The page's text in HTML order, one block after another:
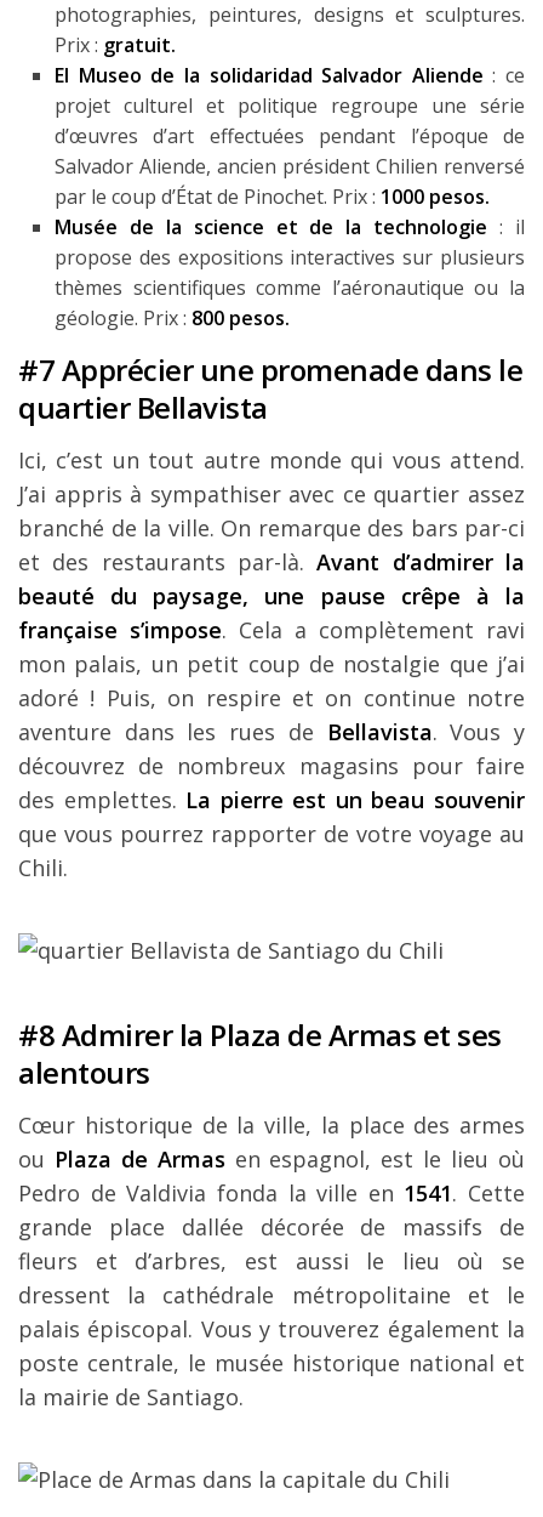
photographies, peintures, designs et sculptures.
Prix : gratuit.
El Museo de la solidaridad Salvador Aliende : ce
projet culturel et politique regroupe une série
d’œuvres d’art effectuées pendant l’époque de
Salvador Aliende, ancien président Chilien renversé
par le coup d’État de Pinochet. Prix : 1000 pesos.
Musée de la science et de la technologie : il
propose des expositions interactives sur plusieurs
thèmes scientifiques comme l’aéronautique ou la
géologie. Prix : 800 pesos.
#7 Apprécier une promenade dans le
quartier Bellavista
Ici, c’est un tout autre monde qui vous attend.
J’ai appris à sympathiser avec ce quartier assez
branché de la ville. On remarque des bars par-ci
et des restaurants par-là.Avant d’admirer la
beauté du paysage, une pause crêpe à la
française s’impose. Cela a complètement ravi
mon palais, un petit coup de nostalgie que j’ai
adoré ! Puis, on respire et on continue notre
aventure dans les rues de Bellavista. Vous y
découvrez de nombreux magasins pour faire
des emplettes. La pierre est un beau souvenir
que vous pourrez rapporter de votre voyage au
Chili.
#8 Admirer la Plaza de Armas et ses
alentours
Cœur historique de la ville, la place des armes
ou Plaza de Armas en espagnol, est le lieu où
Pedro de Valdivia fonda la ville en 1541. Cette
grande place dallée décorée de massifs de
fleurs et d’arbres, est aussi le lieu où se
dressent la cathédrale métropolitaine et le
palais épiscopal. Vous y trouverez également la
poste centrale, le musée historique national et
la mairie de Santiago.